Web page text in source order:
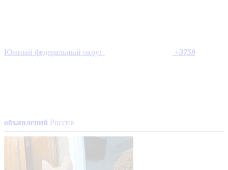
Южный федеральный округ +3759
объявлений Россия